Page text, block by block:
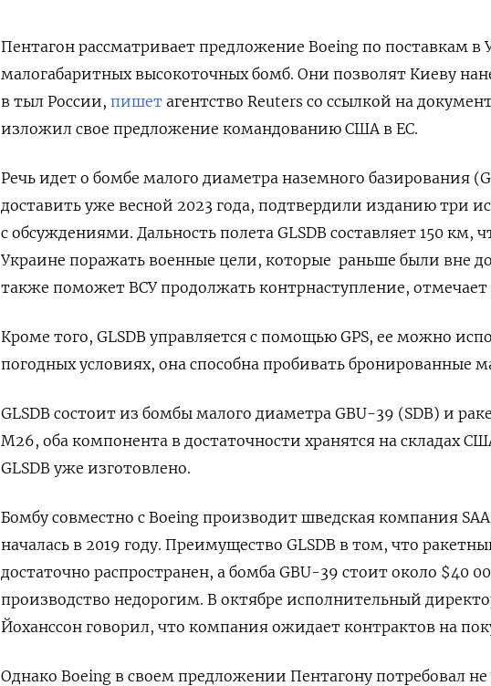
Пентагон рассматривает предложение Вoeing по поставкам в
малогабаритных высокоточных бомб. Они позволят Киеву
в тыл России, пишет агентство Reuters со ссылкой на
изложил свое предложение командованию США в ЕС.
Речь идет о бомбе малого диаметра наземного базирования
доставить уже весной 2023 года, подтвердили изданию три
с обсуждениями. Дальность полета GLSDB составляет 150 км,
Украине поражать военные цели, которые раньше были вне
также поможет ВСУ продолжать контрнаступление, отмечает
Кроме того, GLSDB управляется с помощью GPS, ее можно
погодных условиях, она способна пробивать бронированные
GLSDB состоит из бомбы малого диаметра GBU-39 (SDB) и
M26, оба компонента в достаточности хранятся на складах
GLSDB уже изготовлено.
Бомбу совместно с Boeing производит шведская компания
началась в 2019 году. Преимущество GLSDB в том, что
достаточно распространен, а бомба GBU-39 стоит около $40
производство недорогим. В октябре исполнительный
Йоханссон говорил, что компания ожидает контрактов на
Однако Boeing в своем предложении Пентагону потребовал не